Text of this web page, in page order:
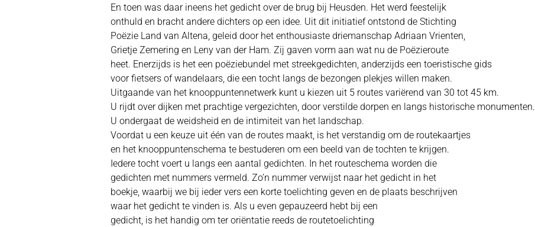
En toen was daar ineens het gedicht over de brug bij Heusden. Het werd feestelijk
onthuld en bracht andere dichters op een idee. Uit dit initiatief ontstond de Stichting
Poëzie Land van Altena, geleid door het enthousiaste driemanschap Adriaan Vrienten,
Grietje Zemering en Leny van der Ham. Zij gaven vorm aan wat nu de Poëzieroute
heet. Enerzijds is het een poëziebundel met streekgedichten, anderzijds een toeristische gids
voor fietsers of wandelaars, die een tocht langs de bezongen plekjes willen maken.
Uitgaande van het knooppuntennetwerk kunt u kiezen uit 5 routes variërend van 30 tot 45 km.
U rijdt over dijken met prachtige vergezichten, door verstilde dorpen en langs historische monumenten.
U ondergaat de weidsheid en de intimiteit van het landschap.
Voordat u een keuze uit één van de routes maakt, is het verstandig om de routekaartjes
en het knooppuntenschema te bestuderen om een beeld van de tochten te krijgen.
Iedere tocht voert u langs een aantal gedichten. In het routeschema worden die
gedichten met nummers vermeld. Zo’n nummer verwijst naar het gedicht in het
boekje, waarbij we bij ieder vers een korte toelichting geven en de plaats beschrijven
waar het gedicht te vinden is. Als u even gepauzeerd hebt bij een
gedicht, is het handig om ter oriëntatie reeds de routetoelichting